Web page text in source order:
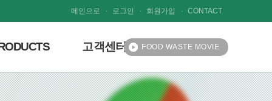
메인으로 . 로그인 . 회원가입 . CONTACT
외선 헬스케어존
고객센터
NEWS·NOTICE
상담문의
FOOD WASTE MOVIE